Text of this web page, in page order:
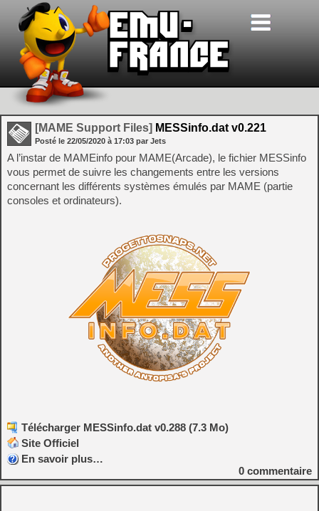
[MAME Support Files] MESSinfo.dat v0.221
Posté le 22/05/2020 à 17:03 par Jets
A l’instar de MAMEinfo pour MAME(Arcade), le fichier MESSinfo
vous permet de suivre les changements entre les versions
concernant les différents systèmes émulés par MAME (partie
consoles et ordinateurs).
Télécharger MESSinfo.dat v0.288 (7.3 Mo)
Site Officiel
En savoir plus…
0 commentaire